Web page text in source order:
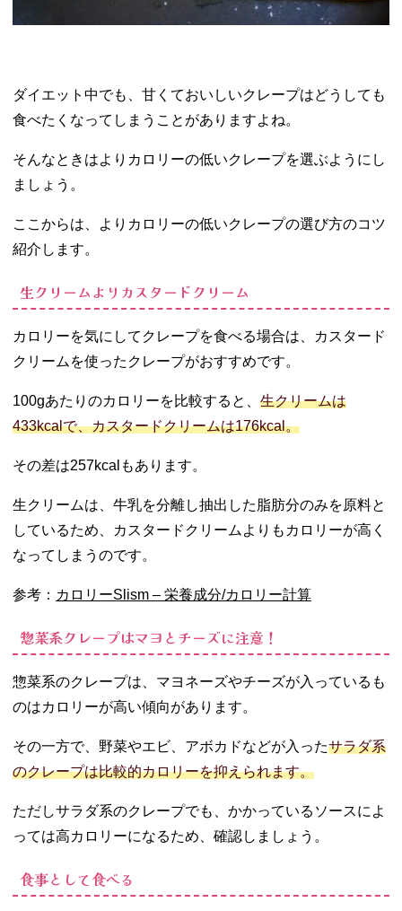
ダイエット中でも、甘くておいしいクレープはどうしても
食べたくなってしまうことがありますよね。
そんなときはよりカロリーの低いクレープを選ぶようにし
ましょう。
ここからは、よりカロリーの低いクレープの選び方のコツ
紹介します。
生クリームよりカスタードクリーム
カロリーを気にしてクレープを食べる場合は、カスタード
クリームを使ったクレープがおすすめです。
100gあたりのカロリーを比較すると、 生クリームは
433kcalで、カスタードクリームは176kcal。
その差は257kcalもあります。
生クリームは、牛乳を分離し抽出した脂肪分のみを原料と
しているため、カスタードクリームよりもカロリーが高く
なってしまうのです。
参考： カロリーSlism – 栄養成分/カロリー計算
惣菜系クレープはマヨとチーズに注意！
惣菜系のクレープは、マヨネーズやチーズが入っているも
のはカロリーが高い傾向があります。
その一方で、野菜やエビ、アボカドなどが入ったサラダ系
のクレープは比較的カロリーを抑えられます。
ただしサラダ系のクレープでも、かかっているソースによ
っては高カロリーになるため、確認しましょう。
食事として食べる